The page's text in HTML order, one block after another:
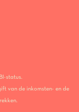
status.
van de inkomsten- en de